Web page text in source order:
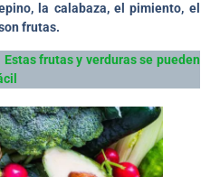
la calabaza, el pimiento, el
frutas.
Estas frutas y verduras se pueden